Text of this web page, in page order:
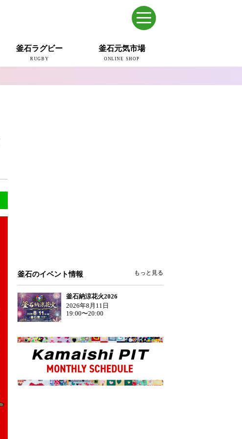
釜石ラグビー
RUGBY
釜石元気市場
ONLINE SHOP
釜石のイベント情報 もっと見る
釜石納涼花火2026
2026年8月11日
19:00〜20:00